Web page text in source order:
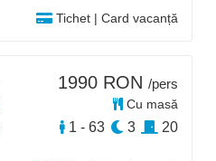
Tichet | Card vacanță
1990 RON /pers
Cu masă
1 - 63 3 20